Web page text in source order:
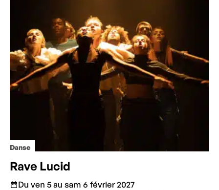
Danse
Rave Lucid
Du ven 5 au sam 6 février 2027